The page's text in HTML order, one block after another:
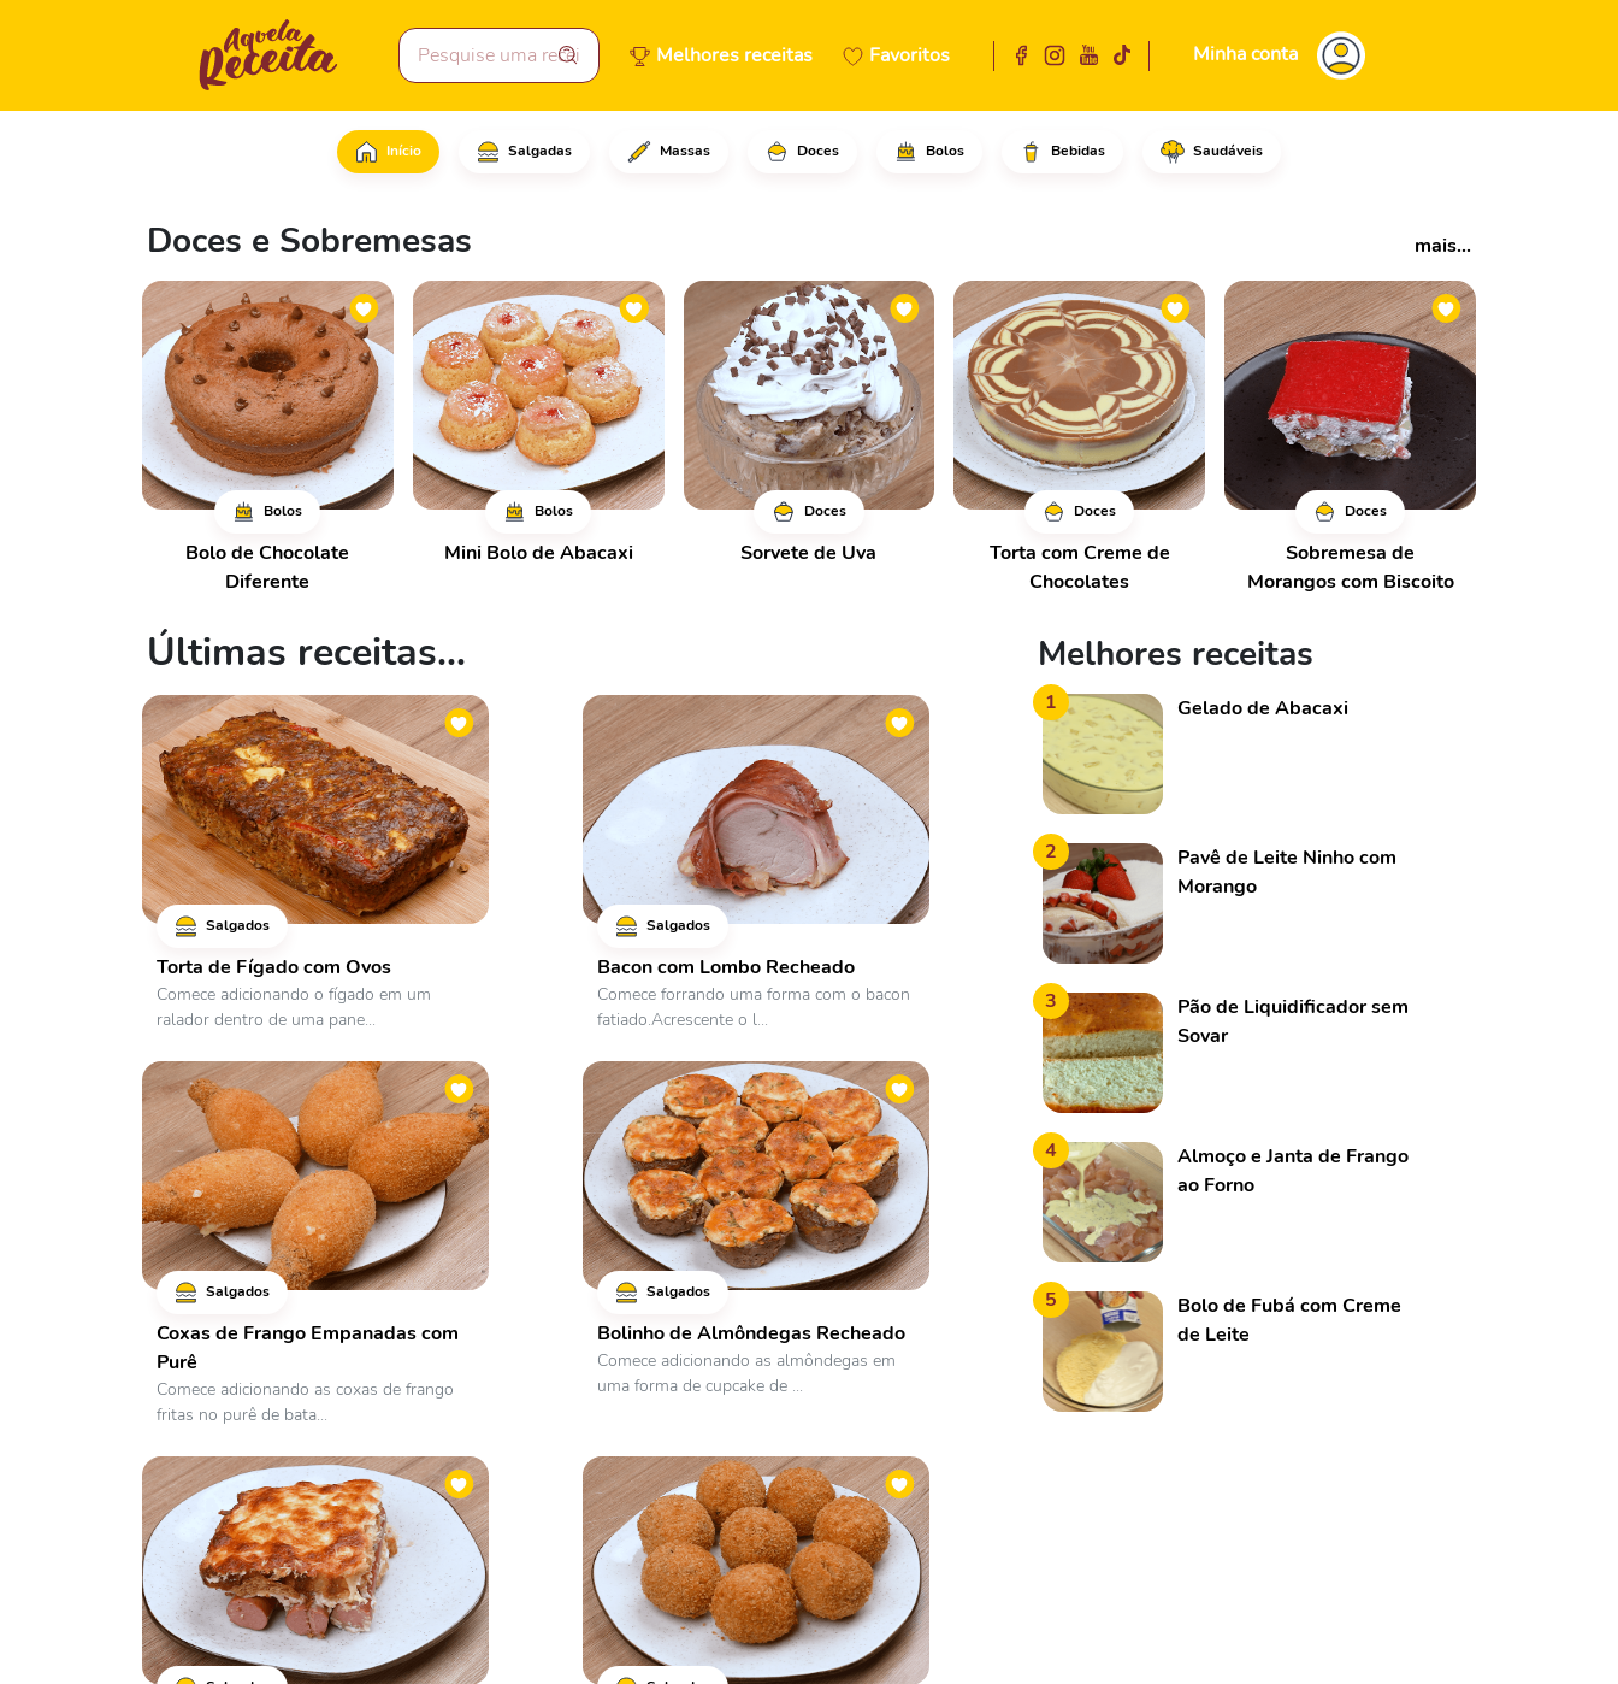
Melhores receitas Favoritos Minha conta
Início Salgadas Massas Doces Bolos Bebidas Saudáveis
Doces e Sobremesas mais...
Bolos
Bolo de Chocolate
Diferente
Bolos
Mini Bolo de Abacaxi
Doces
Sorvete de Uva
Doces
Torta com Creme de
Chocolates
Doces
Sobremesa de
Morangos com Biscoito
Últimas receitas...
Salgados
Torta de Fígado com Ovos
Comece adicionando o fígado em um
ralador dentro de uma pane...
Salgados
Bacon com Lombo Recheado
Comece forrando uma forma com o bacon
fatiado.Acrescente o l...
Salgados
Coxas de Frango Empanadas com
Purê
Comece adicionando as coxas de frango
fritas no purê de bata...
Salgados
Bolinho de Almôndegas Recheado
Comece adicionando as almôndegas em
uma forma de cupcake de ...
Melhores receitas
1 Gelado de Abacaxi
2
Pavê de Leite Ninho com
Morango
3
Pão de Liquidificador sem
Sovar
4
Almoço e Janta de Frango
ao Forno
5
Bolo de Fubá com Creme
de Leite